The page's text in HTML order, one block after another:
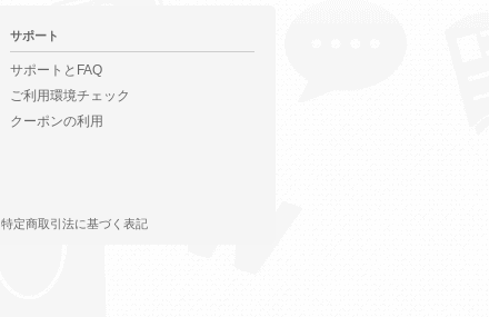
サポート
サポートとFAQ
ご利用環境チェック
クーポンの利用
特定商取引法に基づく表記